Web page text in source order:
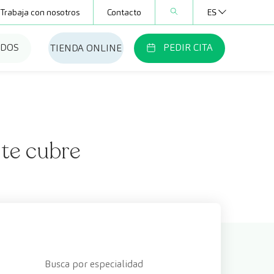
Trabaja con nosotros Contacto ES
TIENDA ONLINE PEDIR CITA
cubre
Busca por especialidad